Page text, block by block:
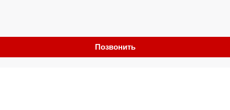
Позвонить